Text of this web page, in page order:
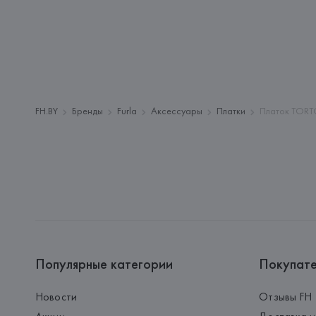
FH.BY Бренды Furla Аксессуары Платки Платок
Популярные категории
Новости
Отзывы FH